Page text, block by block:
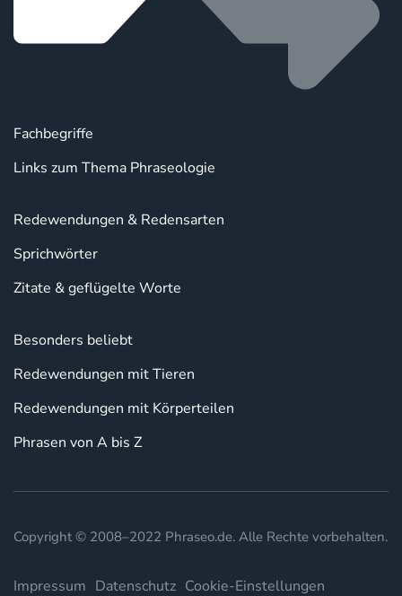
Fachbegriffe
Links zum Thema Phraseologie
Redewendungen & Redensarten
Sprichwörter
Zitate & geflügelte Worte
Besonders beliebt
Redewendungen mit Tieren
Redewendungen mit Körperteilen
Phrasen von A bis Z
Copyright © 2008–2022 Phraseo.de. Alle Rechte vorbehalten.
Impressum Datenschutz Cookie-Einstellungen